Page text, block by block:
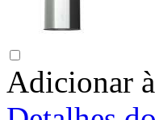
Adicionar